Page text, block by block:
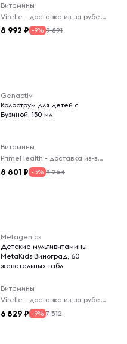
Витамины
Virelle - доставка из-за рубежа
8 992 -9% 9 891
Genactiv
Колострум для детей с
Бузиной, 150 мл
Витамины
PrimeHealth - доставка из-за рубежа
8 801 -5% 9 264
Metagenics
Детские мультивитамины
MetaKids Виноград, 60
жевательных табл
Витамины
Virelle - доставка из-за рубежа
6 829 -9% 7 512